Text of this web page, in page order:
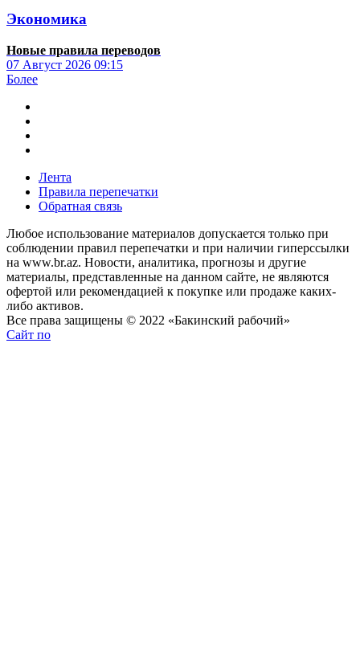
Экономика
Новые правила переводов
07 Август 2026 09:15
Более
Лента
Правила перепечатки
Обратная связь
Любое использование материалов допускается только при
соблюдении правил перепечатки и при наличии гиперссылки
на www.br.az. Новости, аналитика, прогнозы и другие
материалы, представленные на данном сайте, не являются
офертой или рекомендацией к покупке или продаже каких-
либо активов.
Все права защищены © 2022 «Бакинский рабочий»
Сайт по